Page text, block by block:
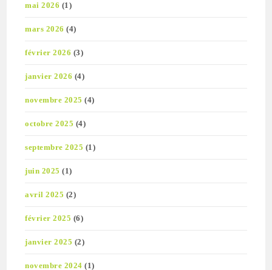
mai 2026 (1)
mars 2026 (4)
février 2026 (3)
janvier 2026 (4)
novembre 2025 (4)
octobre 2025 (4)
septembre 2025 (1)
juin 2025 (1)
avril 2025 (2)
février 2025 (6)
janvier 2025 (2)
novembre 2024 (1)